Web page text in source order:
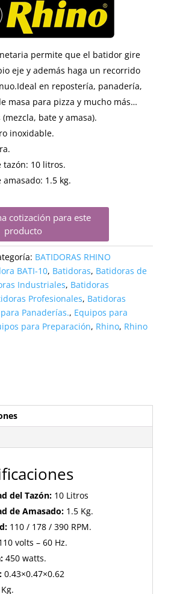
permite que el batidor gire
eje y además haga un recorrido
en repostería, panadería,
masa para pizza y mucho más…
bate y amasa).
inoxidable.
tazón: 10 litros.
1.5 kg.
cotización para este
producto
BATIDORAS RHINO
BATI-10, Batidoras, Batidoras de
Industriales, Batidoras
Profesionales, Batidoras
Panaderías., Equipos para
para Preparación, Rhino, Rhino
del Tazón:10 Litros
de Amasado:1.5 Kg.
110 / 178 / 390 RPM.
volts – 60 Hz.
450 watts.
0.43×0.47×0.62